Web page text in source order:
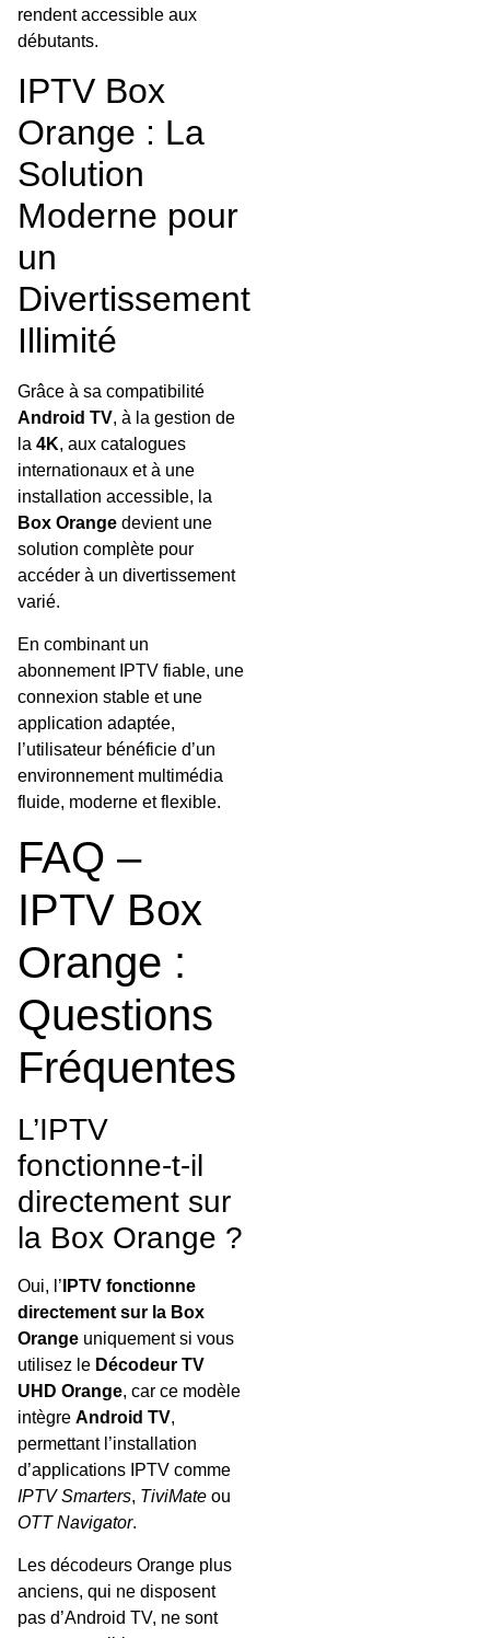
rendent accessible aux
débutants.
IPTV Box
Orange : La
Solution
Moderne pour
un
Divertissement
Illimité
Grâce à sa compatibilité
Android TV, à la gestion de
la 4K, aux catalogues
internationaux et à une
installation accessible, la
Box Orange devient une
solution complète pour
accéder à un divertissement
varié.
En combinant un
abonnement IPTV fiable, une
connexion stable et une
application adaptée,
l’utilisateur bénéficie d’un
environnement multimédia
fluide, moderne et flexible.
FAQ –
IPTV Box
Orange :
Questions
Fréquentes
L’IPTV
fonctionne-t-il
directement sur
la Box Orange ?
Oui, l’ IPTV fonctionne
directement sur la Box
Orange uniquement si vous
utilisez le Décodeur TV
UHD Orange, car ce modèle
intègre Android TV,
permettant l’installation
d’applications IPTV comme
IPTV Smarters, TiviMate ou
OTT Navigator.
Les décodeurs Orange plus
anciens, qui ne disposent
pas d’Android TV, ne sont